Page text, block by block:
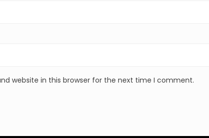
website in this browser for the next time I comment.